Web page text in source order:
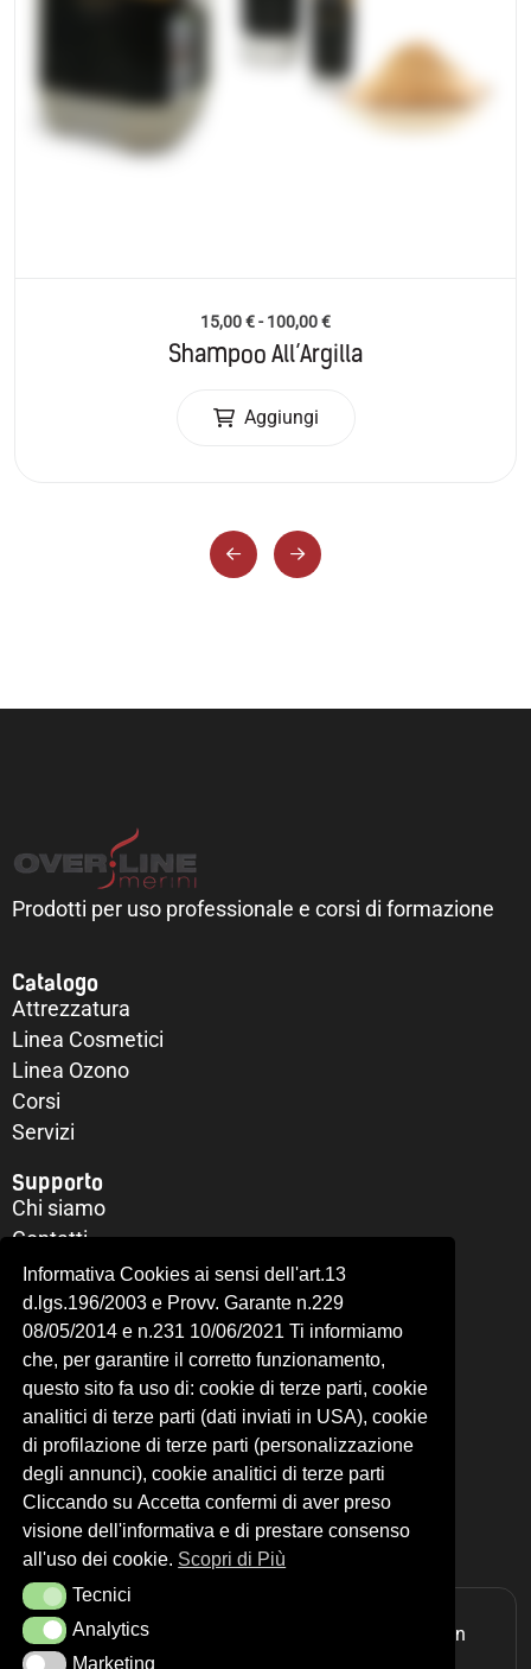
Informativa Cookies ai sensi dell'art.13
d.lgs.196/2003 e Provv. Garante n.229
08/05/2014 e n.231 10/06/2021 Ti informiamo
che, per garantire il corretto funzionamento,
questo sito fa uso di: cookie di terze parti, cookie
analitici di terze parti (dati inviati in USA), cookie
di profilazione di terze parti (personalizzazione
degli annunci), cookie analitici di terze parti
Cliccando su Accetta confermi di aver preso
visione dell'informativa e di prestare consenso
all'uso dei cookie. Scopri di Più
TecniciTecnici
AnalyticsAnalytics
Marketing
15,00€- 100,00€
Shampoo All’Argilla
Aggiungi
Prodotti per uso professionale e corsi di formazione
Catalogo
Attrezzatura
Linea Cosmetici
Linea Ozono
Corsi
Servizi
Supporto
Chi siamo
Contatti
Il mio account
Richiesta di recesso
Privacy Policy
Cookie Policy
OVER LINE S.R.L.
P.IVA: 09836421009
N-REA: RM-1193530
C.SOCIALE: € 10.000,00
VIA BAVENO 7/A - 00166 - ROMA (RM)
Realizzazione siti web
Slogan